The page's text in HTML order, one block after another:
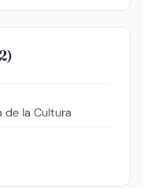
de la Cultura